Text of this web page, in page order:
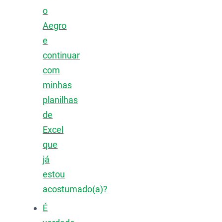
o
Aegro
e
continuar
com
minhas
planilhas
de
Excel
que
já
estou
acostumado(a)?
É